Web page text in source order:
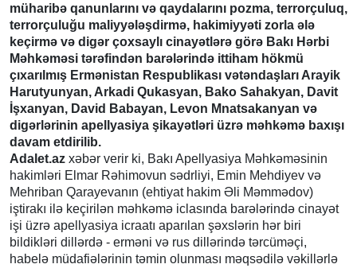
müharibə qanunlarını və qaydalarını pozma, terrorçuluq,
terrorçuluğu maliyyələşdirmə, hakimiyyəti zorla ələ
keçirmə və digər çoxsaylı cinayətlərə görə Bakı Hərbi
Məhkəməsi tərəfindən barələrində ittiham hökmü
çıxarılmış Ermənistan Respublikası vətəndaşları Arayik
Harutyunyan, Arkadi Qukasyan, Bako Sahakyan, Davit
İşxanyan, David Babayan, Levon Mnatsakanyan və
digərlərinin apellyasiya şikayətləri üzrə məhkəmə baxışı
davam etdirilib.
Adalet.az xəbər verir ki, Bakı Apellyasiya Məhkəməsinin
hakimləri Elmar Rəhimovun sədrliyi, Emin Mehdiyev və
Mehriban Qarayevanın (ehtiyat hakim Əli Məmmədov)
iştirakı ilə keçirilən məhkəmə iclasında barələrində cinayət
işi üzrə apellyasiya icraatı aparılan şəxslərin hər biri
bildikləri dillərdə - erməni və rus dillərində tərcüməçi,
habelə müdafiələrinin təmin olunması məqsədilə vəkillərlə